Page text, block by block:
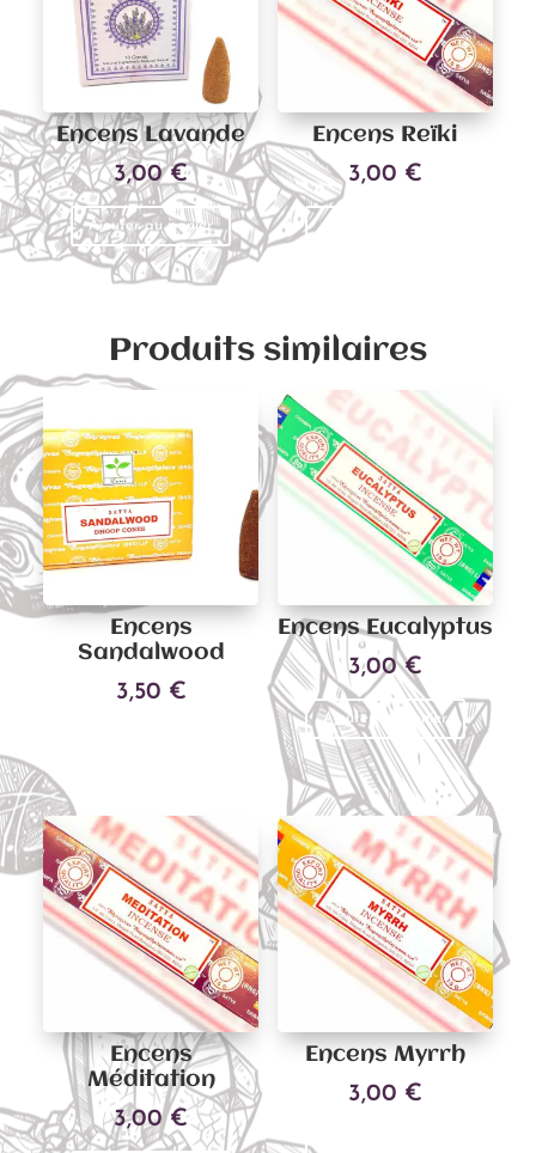
Encens Lavande
3,00€
Ajouter au panier
Encens Reïki
3,00 €
Ajouter au panier
Produits similaires
Encens
Sandalwood
3,50 €
Encens Eucalyptus
3,00€
Ajouter au panier
Encens
Méditation
3,00€
Encens Myrrh
3,00 €